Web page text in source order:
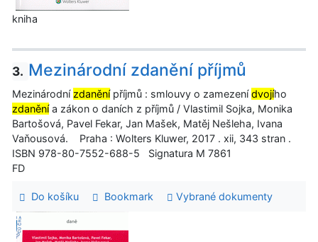
kniha
3. Mezinárodní zdanění příjmů
Mezinárodní zdaněnípříjmů : smlouvy o zamezenídvojího
zdaněnía zákon o daních z příjmů / Vlastimil Sojka, Monika
Bartošová, Pavel Fekar, Jan Mašek, Matěj Nešleha, Ivana
Vaňousová. Praha : Wolters Kluwer, 2017 . xii, 343 stran .
ISBN 978-80-7552-688-5 Signatura M 7861
FD
Do košíku Bookmark Vybrané dokumenty